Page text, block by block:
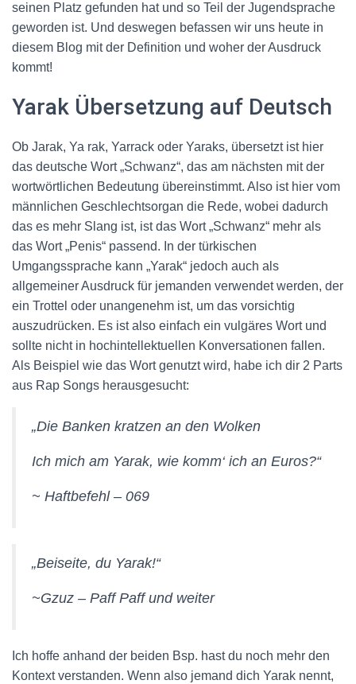
seinen Platz gefunden hat und so Teil der Jugendsprache
geworden ist. Und deswegen befassen wir uns heute in
diesem Blog mit der Definition und woher der Ausdruck
kommt!
Yarak Übersetzung auf Deutsch
Ob Jarak, Ya rak, Yarrack oder Yaraks, übersetzt ist hier
das deutsche Wort „Schwanz“, das am nächsten mit der
wortwörtlichen Bedeutung übereinstimmt. Also ist hier vom
männlichen Geschlechtsorgan die Rede, wobei dadurch
das es mehr Slang ist, ist das Wort „Schwanz“ mehr als
das Wort „Penis“ passend. In der türkischen
Umgangssprache kann „Yarak“ jedoch auch als
allgemeiner Ausdruck für jemanden verwendet werden, der
ein Trottel oder unangenehm ist, um das vorsichtig
auszudrücken. Es ist also einfach ein vulgäres Wort und
sollte nicht in hochintellektuellen Konversationen fallen.
Als Beispiel wie das Wort genutzt wird, habe ich dir 2 Parts
aus Rap Songs herausgesucht:
„Die Banken kratzen an den Wolken
Ich mich am Yarak, wie komm‘ ich an Euros?“
~ Haftbefehl – 069
„Beiseite, du Yarak!“
~Gzuz – Paff Paff und weiter
Ich hoffe anhand der beiden Bsp. hast du noch mehr den
Kontext verstanden. Wenn also jemand dich Yarak nennt,